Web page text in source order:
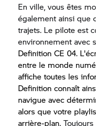
En ville, vous êtes
également ainsi que
trajets. Le pilote est
environnement avec
Definition CE 04.
entre le monde
affiche toutes les
Definition connaît
navigue avec
alors que votre
arrière-plan.